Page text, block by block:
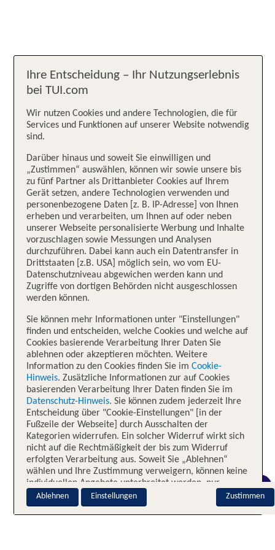
Ihre Entscheidung – Ihr Nutzungserlebnis
bei TUI.com
Wir nutzen Cookies und andere Technologien, die für
Services und Funktionen auf unserer Website notwendig
sind.
Darüber hinaus und soweit Sie einwilligen und
„Zustimmen“ auswählen, können wir sowie unsere bis
zu fünf Partner als Drittanbieter Cookies auf Ihrem
Gerät setzen, andere Technologien verwenden und
personenbezogene Daten [z. B. IP-Adresse] von Ihnen
erheben und verarbeiten, um Ihnen auf oder neben
unserer Webseite personalisierte Werbung und Inhalte
vorzuschlagen sowie Messungen und Analysen
durchzuführen. Dabei kann auch ein Datentransfer in
Drittstaaten [z.B. USA] möglich sein, wo vom EU-
Datenschutzniveau abgewichen werden kann und
Zugriffe von dortigen Behörden nicht ausgeschlossen
werden können.
Sie können mehr Informationen unter "Einstellungen"
finden und entscheiden, welche Cookies und welche auf
Cookies basierende Verarbeitung Ihrer Daten Sie
ablehnen oder akzeptieren möchten. Weitere
Information zu den Cookies finden Sie im Cookie-
Hinweis. Zusätzliche Informationen zur auf Cookies
basierenden Verarbeitung Ihrer Daten finden Sie im
Datenschutz-Hinweis. Sie können zudem jederzeit Ihre
Entscheidung über "Cookie-Einstellungen" [in der
Fußzeile der Webseite] durch Ausschalten der
Kategorien widerrufen. Ein solcher Widerruf wirkt sich
nicht auf die Rechtmäßigkeit der bis zum Widerruf
erfolgten Verarbeitung aus. Soweit Sie „Ablehnen“
wählen und Ihre Zustimmung verweigern, können keine
individuellen Angebote unterbreitet werden, nur
notwendige Cookies sind aktiv.
Impressum
Zustimmen
Ablehnen Einstellungen
CHAT